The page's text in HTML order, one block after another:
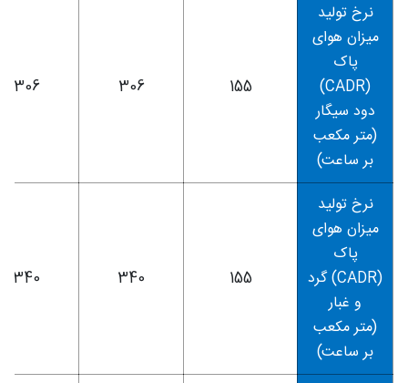
نرخ تولید
میزان هوای
پاک
(CADR)
دود سیگار
(متر مکعب
بر ساعت)
155
306
306
نرخ تولید
میزان هوای
پاک
(CADR) گرد
و غبار
(متر مکعب
بر ساعت)
155
340
340